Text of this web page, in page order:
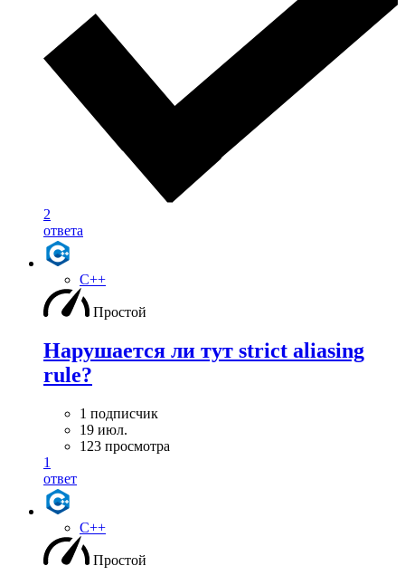
2
ответа
C++
Простой
Нарушается ли тут strict aliasing
rule?
1 подписчик
19 июл.
123 просмотра
1
ответ
C++
Простой